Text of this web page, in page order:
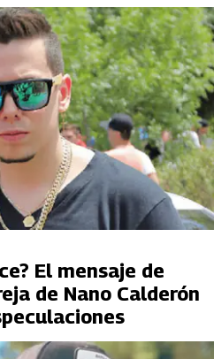
El mensaje de
de Nano Calderón